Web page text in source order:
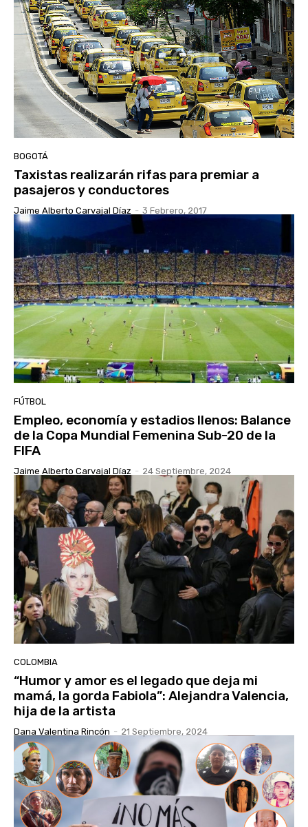
BOGOTÁ
Taxistas realizarán rifas para premiar a
pasajeros y conductores
Jaime Alberto Carvajal Díaz - 3 Febrero, 2017
FÚTBOL
Empleo, economía y estadios llenos: Balance
de la Copa Mundial Femenina Sub-20 de la
FIFA
Jaime Alberto Carvajal Díaz - 24 Septiembre, 2024
COLOMBIA
“Humor y amor es el legado que deja mi
mamá, la gorda Fabiola”: Alejandra Valencia,
hija de la artista
Dana Valentina Rincón - 21 Septiembre, 2024